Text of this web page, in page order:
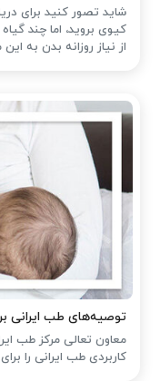
کیوی بروید، اما چند
از نیاز روزانه بدن به
توصیه‌های طب ایرانی
معاون تعالی مرکز طب
کاربردی طب ایرانی را